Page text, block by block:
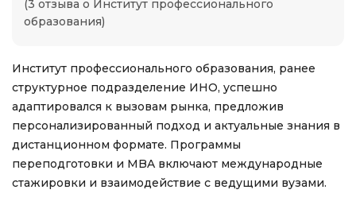
(3 отзыва о Институт профессионального
образования)
Институт профессионального образования, ранее
структурное подразделение ИНО, успешно
адаптировался к вызовам рынка, предложив
персонализированный подход и актуальные знания в
дистанционном формате. Программы
переподготовки и MBA включают международные
стажировки и взаимодействие с ведущими вузами.